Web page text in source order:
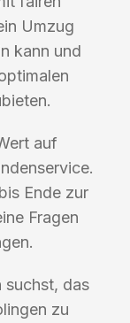
Umzug
kann und
auf
Ende zur
Fragen
suchst, das
zu